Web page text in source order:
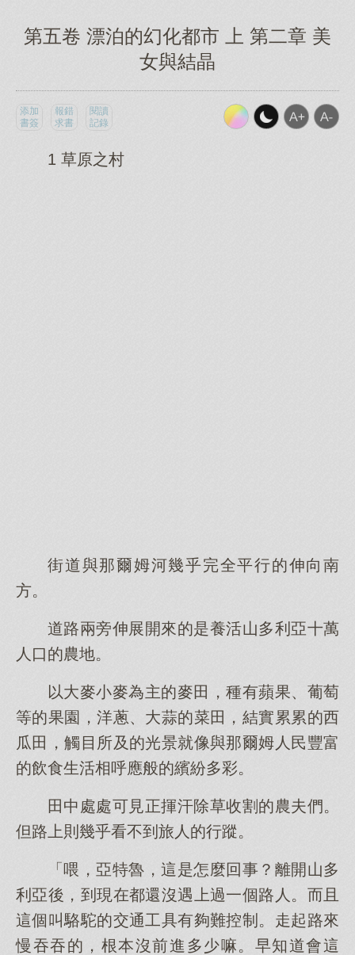
第五卷 漂泊的幻化都市 上 第二章 美
女與結晶
添加
書簽
報錯
求書
閱讀
記錄
1 草原之村
街道與那爾姆河幾乎完全平行的伸向南
方。
道路兩旁伸展開來的是養活山多利亞十萬
人口的農地。
以大麥小麥為主的麥田，種有蘋果、葡萄
等的果園，洋蔥、大蒜的菜田，結實累累的西
瓜田，觸目所及的光景就像與那爾姆人民豐富
的飲食生活相呼應般的繽紛多彩。
田中處處可見正揮汗除草收割的農夫們。
但路上則幾乎看不到旅人的行蹤。
「喂，亞特魯，這是怎麼回事？離開山多
利亞後，到現在都還沒遇上過一個路人。而且
這個叫駱駝的交通工具有夠難控制。走起路來
慢吞吞的，根本沒前進多少嘛。早知道會這